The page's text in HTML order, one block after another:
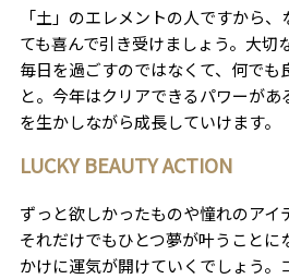
「土」のエレメントの人ですから
ても喜んで引き受けましょう。大切
毎日を過ごすのではなくて、何でも
と。今年はクリアできるパワーが
を生かしながら成長していけます。
LUCKY BEAUTY ACTION
ずっと欲しかったものや憧れのアイ
それだけでもひとつ夢が叶うことに
かけに運気が開けていくでしょう。